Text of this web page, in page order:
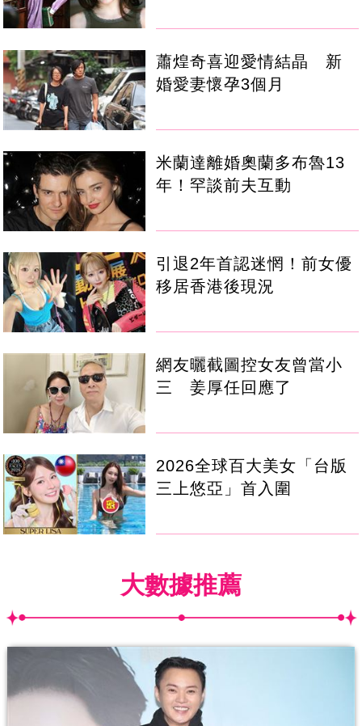
蕭煌奇喜迎愛情結晶 新
婚愛妻懷孕3個月
米蘭達離婚奧蘭多布魯13
年！罕談前夫互動
引退2年首認迷惘！前女優
移居香港後現況
網友曬截圖控女友曾當小
三 姜厚任回應了
2026全球百大美女「台版
三上悠亞」首入圍
大數據推薦